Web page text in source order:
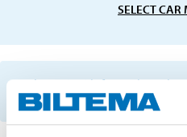
SELECT
Important information
parts by reg. number and